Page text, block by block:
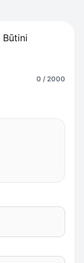
Būtini
0 / 2000